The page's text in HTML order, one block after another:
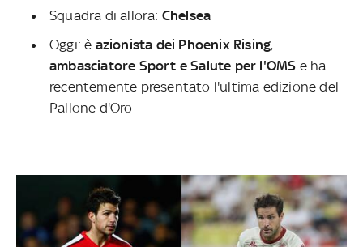
Squadra di allora: Chelsea
Oggi: è azionista dei Phoenix Rising,
ambasciatore Sport e Salute per l'OMS e ha
recentemente presentato l'ultima edizione del
Pallone d'Oro